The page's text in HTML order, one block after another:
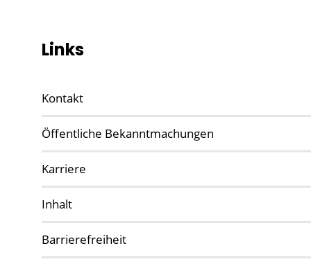
Links
Kontakt
Öffentliche Bekanntmachungen
Karriere
Inhalt
Barrierefreiheit